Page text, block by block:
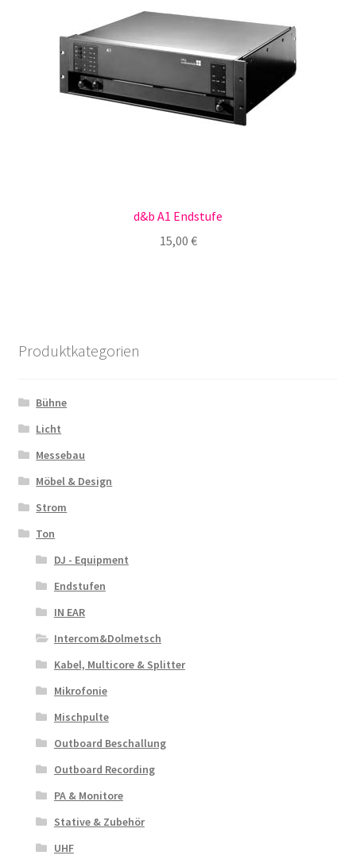
d&b A1 Endstufe
15,00 €
Produktkategorien
Bühne
Licht
Messebau
Möbel & Design
Strom
Ton
DJ - Equipment
Endstufen
IN EAR
Intercom&Dolmetsch
Kabel, Multicore & Splitter
Mikrofonie
Mischpulte
Outboard Beschallung
Outboard Recording
PA & Monitore
Stative & Zubehör
UHF